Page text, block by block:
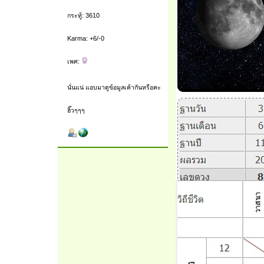
กระทู้: 3610
Karma: +6/-0
เพศ:
นั่นแน่ แอบมาดูข้อมูลเค้ากันหรือคะ
ฮิ๊วๆๆๆ